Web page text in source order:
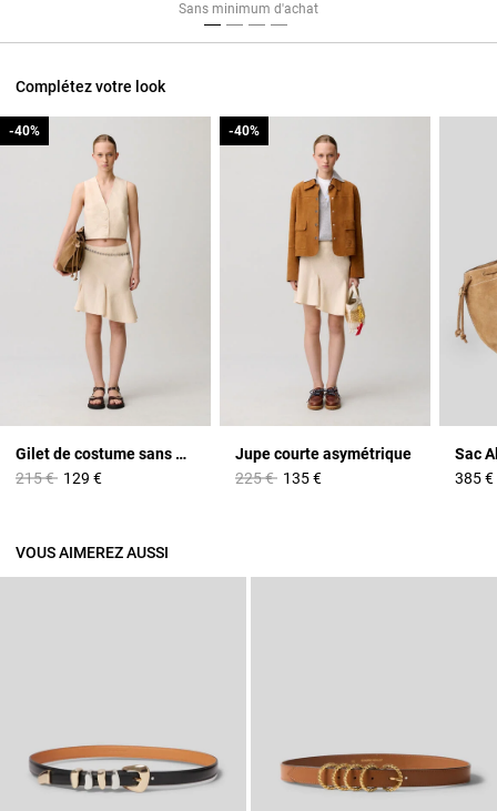
Sans minimum d'achat
Complétez votre look
Gilet de costume sans manches
Prix réduit à partir de
215 €à
-40%
129 €
-40%
Jupe courte asymétrique
Prix réduit à partir de
225 €à
-40%
135 €
-40%
Sac
385 €
VOUS AIMEREZ AUSSI